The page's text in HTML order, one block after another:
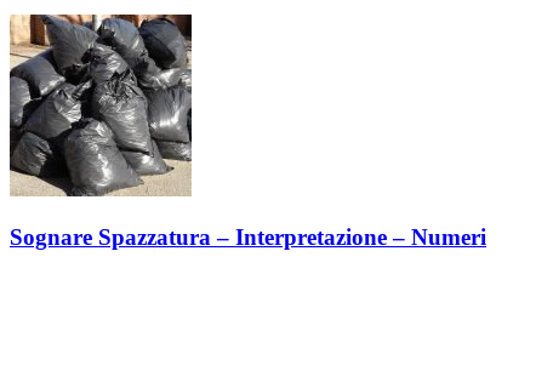
Sognare Spazzatura – Interpretazione – Numeri